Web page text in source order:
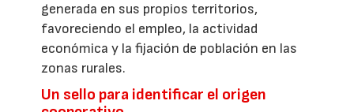
generada en sus propios territorios,
favoreciendo el empleo, la actividad
económica y la fijación de población en las
zonas rurales.
Un sello para identificar el origen